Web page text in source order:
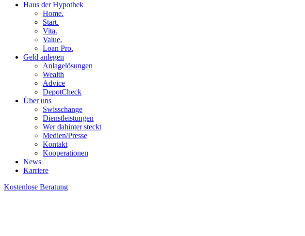
Haus der Hypothek
Home.
Start.
Vita.
Value.
Loan Pro.
Geld anlegen
Anlagelösungen
Wealth
Advice
DepotCheck
Über uns
Swisschange
Dienstleistungen
Wer dahinter steckt
Medien/Presse
Kontakt
Kooperationen
News
Karriere
Kostenlose Beratung